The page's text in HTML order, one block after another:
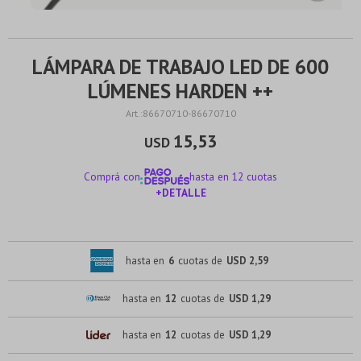
LÁMPARA DE TRABAJO LED DE 600
LÚMENES HARDEN ++
86670710-86670710
USD 15,53
Comprá con
hasta en 12 cuotas
+DETALLE
hasta en 6 cuotas de USD 2,59
hasta en 12 cuotas de USD 1,29
hasta en 12 cuotas de USD 1,29